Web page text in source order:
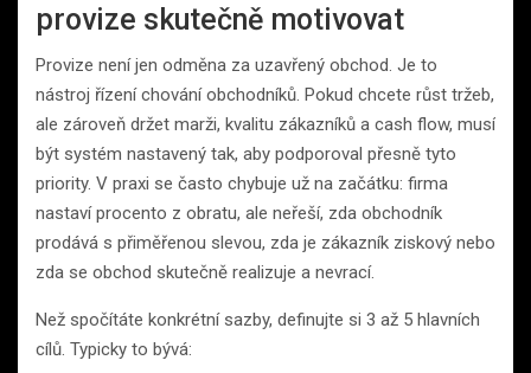
provize skutečně motivovat
Provize není jen odměna za uzavřený obchod. Je to
nástroj řízení chování obchodníků. Pokud chcete růst tržeb,
ale zároveň držet marži, kvalitu zákazníků a cash flow, musí
být systém nastavený tak, aby podporoval přesně tyto
priority. V praxi se často chybuje už na začátku: firma
nastaví procento z obratu, ale neřeší, zda obchodník
prodává s přiměřenou slevou, zda je zákazník ziskový nebo
zda se obchod skutečně realizuje a nevrací.
Než spočítáte konkrétní sazby, definujte si 3 až 5 hlavních
cílů. Typicky to bývá: